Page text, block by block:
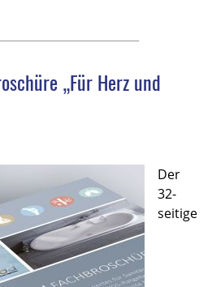
„Für Herz und
Der
32-
seitige